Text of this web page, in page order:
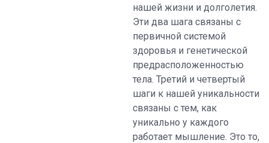
нашей жизни и долголетия.
Эти два шага связаны с
первичной системой
здоровья и генетической
предрасположенностью
тела. Третий и четвертый
шаги к нашей уникальности
связаны с тем, как
уникально у каждого
работает мышление. Это то,